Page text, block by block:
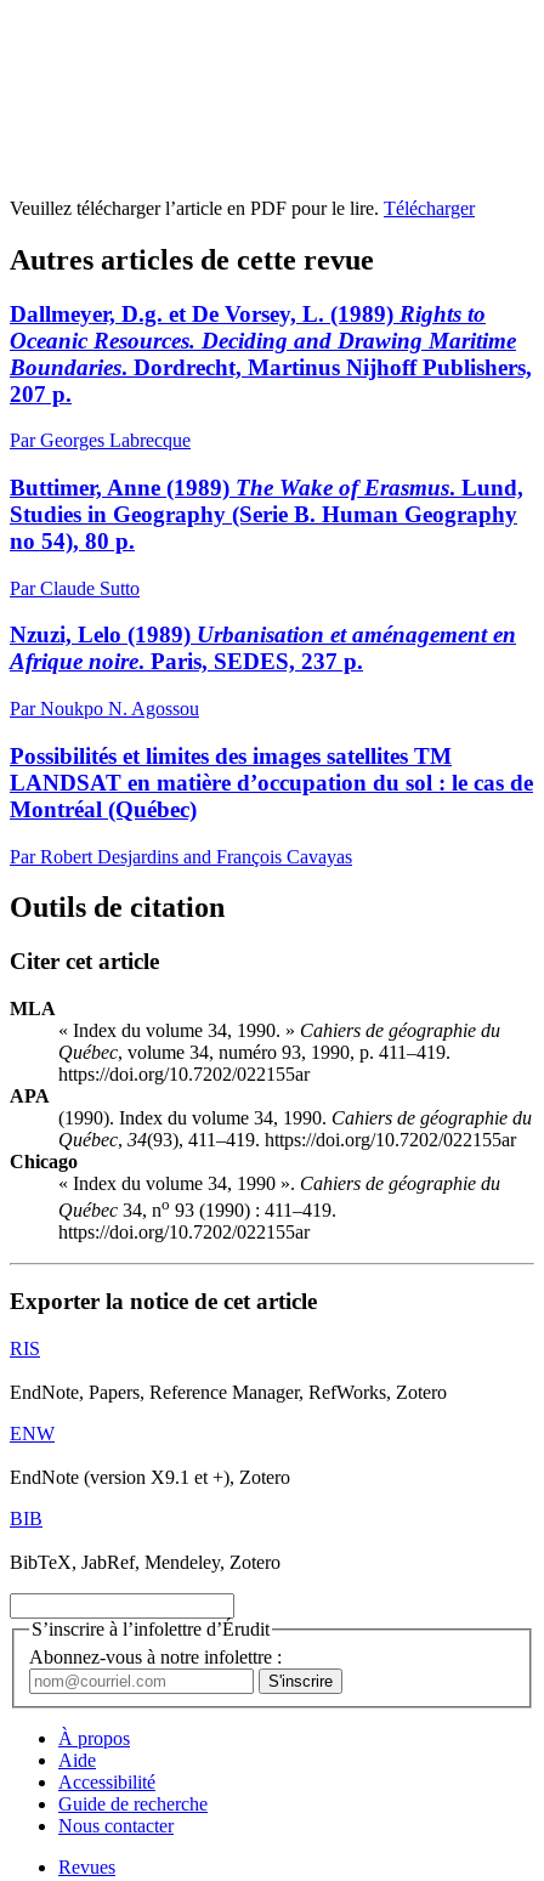
Veuillez télécharger l’article en PDF pour le lire. Télécharger
Autres articles de cette revue
Dallmeyer, D.g. et De Vorsey, L. (1989) Rights to
Oceanic Resources. Deciding and Drawing Maritime
Boundaries. Dordrecht, Martinus Nijhoff Publishers,
207 p.
Par Georges Labrecque
Buttimer, Anne (1989) The Wake of Erasmus. Lund,
Studies in Geography (Serie B. Human Geography
no 54), 80 p.
Par Claude Sutto
Nzuzi, Lelo (1989) Urbanisation et aménagement en
Afrique noire. Paris, SEDES, 237 p.
Par Noukpo N. Agossou
Possibilités et limites des images satellites TM
LANDSAT en matière d’occupation du sol : le cas de
Montréal (Québec)
Par Robert Desjardins and François Cavayas
Outils de citation
Citer cet article
MLA
« Index du volume 34, 1990. » Cahiers de géographie du
Québec, volume 34, numéro 93, 1990, p. 411–419.
https://doi.org/10.7202/022155ar
APA
(1990). Index du volume 34, 1990. Cahiers de géographie du
Québec, 34(93), 411–419. https://doi.org/10.7202/022155ar
Chicago
« Index du volume 34, 1990 ». Cahiers de géographie du
Québec 34, no 93 (1990) : 411–419.
https://doi.org/10.7202/022155ar
Exporter la notice de cet article
RIS
EndNote, Papers, Reference Manager, RefWorks, Zotero
ENW
EndNote (version X9.1 et +), Zotero
BIB
BibTeX, JabRef, Mendeley, Zotero
S’inscrire à l’infolettre d’Érudit
Abonnez-vous à notre infolettre :
À propos
Aide
Accessibilité
Guide de recherche
Nous contacter
Revues